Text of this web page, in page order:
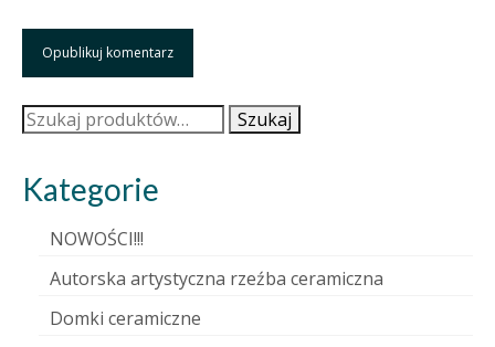
Szukaj: Szukaj
Kategorie
NOWOŚCI!!!
Autorska artystyczna rzeźba ceramiczna
Domki ceramiczne